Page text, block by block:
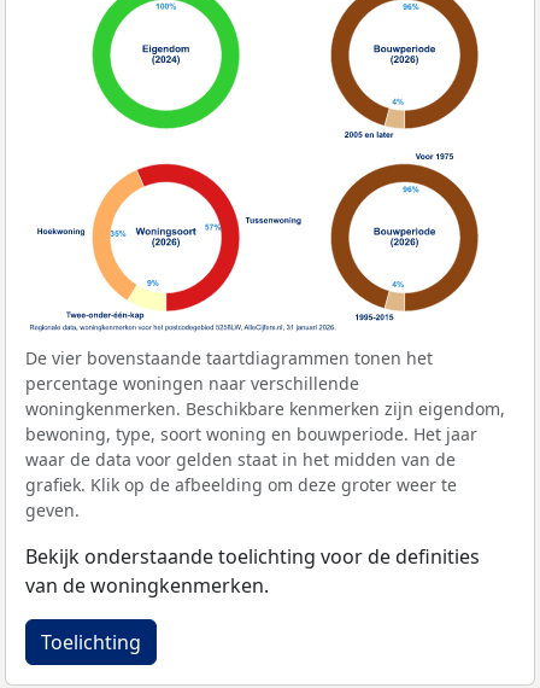
De vier bovenstaande taartdiagrammen tonen het
percentage woningen naar verschillende
woningkenmerken. Beschikbare kenmerken zijn eigendom,
bewoning, type, soort woning en bouwperiode. Het jaar
waar de data voor gelden staat in het midden van de
grafiek. Klik op de afbeelding om deze groter weer te
geven.
Bekijk onderstaande toelichting voor de definities
van de woningkenmerken.
Toelichting